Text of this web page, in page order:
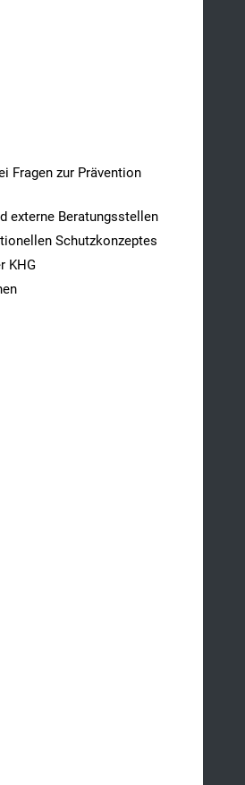
Fragen zur Prävention
externe Beratungsstellen
Schutzkonzeptes
KHG